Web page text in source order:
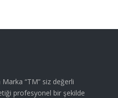
Marka “TM” siz değerli
profesyonel bir şekilde